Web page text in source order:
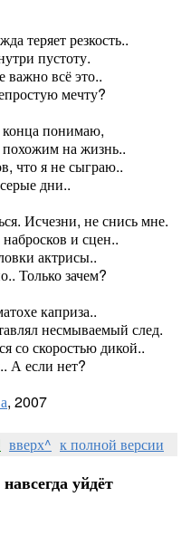
теряет резкость..
пустоту.
важно всё это..
мечту?
конца понимаю,
похожим на жизнь..
что я не сыграю..
дни..
Исчезни, не снись мне.
и сцен..
актрисы..
Только зачем?
каприза..
несмываемый след.
со скоростью дикой..
А если нет?
, 2007
вверх^ к полной версии
уйдёт